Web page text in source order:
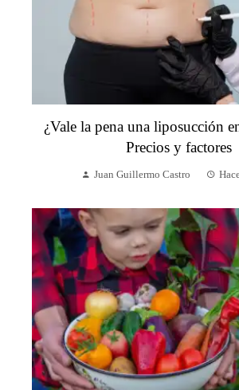
¿Vale la pena una liposucción
Precios y factores
Juan Guillermo Castro